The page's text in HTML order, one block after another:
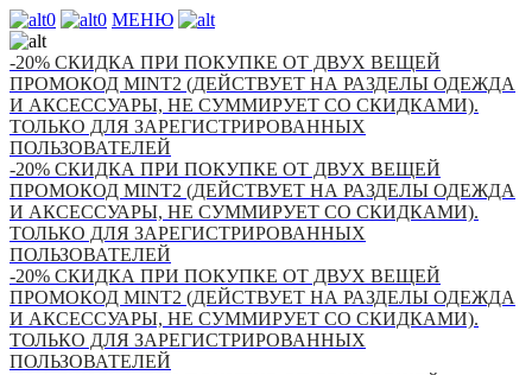
0 0 МЕНЮ
-20% СКИДКА ПРИ ПОКУПКЕ ОТ ДВУХ ВЕЩЕЙ
ПРОМОКОД MINT2 (ДЕЙСТВУЕТ НА РАЗДЕЛЫ ОДЕЖДА
И АКСЕССУАРЫ, НЕ СУММИРУЕТ СО СКИДКАМИ).
ТОЛЬКО ДЛЯ ЗАРЕГИСТРИРОВАННЫХ
ПОЛЬЗОВАТЕЛЕЙ
-20% СКИДКА ПРИ ПОКУПКЕ ОТ ДВУХ ВЕЩЕЙ
ПРОМОКОД MINT2 (ДЕЙСТВУЕТ НА РАЗДЕЛЫ ОДЕЖДА
И АКСЕССУАРЫ, НЕ СУММИРУЕТ СО СКИДКАМИ).
ТОЛЬКО ДЛЯ ЗАРЕГИСТРИРОВАННЫХ
ПОЛЬЗОВАТЕЛЕЙ
-20% СКИДКА ПРИ ПОКУПКЕ ОТ ДВУХ ВЕЩЕЙ
ПРОМОКОД MINT2 (ДЕЙСТВУЕТ НА РАЗДЕЛЫ ОДЕЖДА
И АКСЕССУАРЫ, НЕ СУММИРУЕТ СО СКИДКАМИ).
ТОЛЬКО ДЛЯ ЗАРЕГИСТРИРОВАННЫХ
ПОЛЬЗОВАТЕЛЕЙ